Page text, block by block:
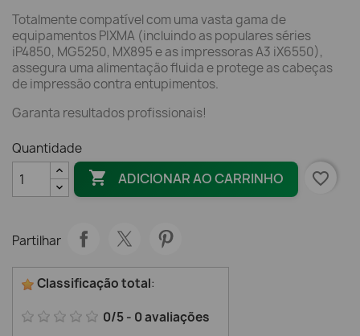
Totalmente compatível com uma vasta gama de
equipamentos PIXMA (incluindo as populares séries
iP4850, MG5250, MX895 e as impressoras A3 iX6550),
assegura uma alimentação fluida e protege as cabeças
de impressão contra entupimentos.
Garanta resultados profissionais!
Quantidade
 ADICIONAR AO CARRINHO favorite_border
Partilhar
Classificação total:
0/5- 0avaliações